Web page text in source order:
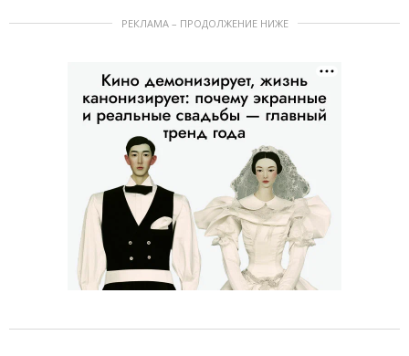
РЕКЛАМА – ПРОДОЛЖЕНИЕ НИЖЕ